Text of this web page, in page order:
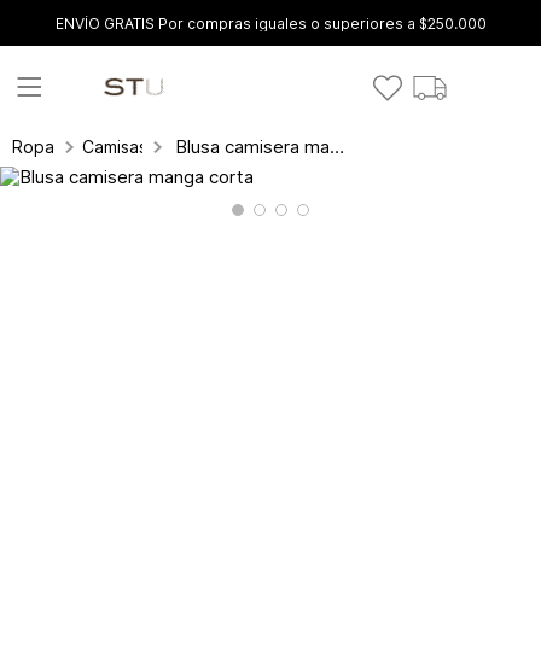
ENVÍO GRATIS Por compras iguales o superiores a $250.000
Ropa Camisas y blusas Blusa camisera manga corta